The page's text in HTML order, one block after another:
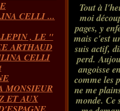
CELLI ...
, LE "
ARTHAUD
CELLI
MONSIEUR
ET AUX
Tout à
moi
pages, y
mais c'est
suis actif,
perd.
angoisse
comme les
ne me
monde. Ce